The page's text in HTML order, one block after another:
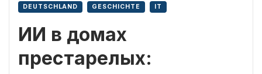
DEUTSCHLAND GESCHICHTE IT
ИИ в домах
престарелых: